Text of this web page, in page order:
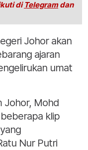
di Telegramdan
Johor akan
ajaran
umat
Johor, Mohd
klip
Nur Putri